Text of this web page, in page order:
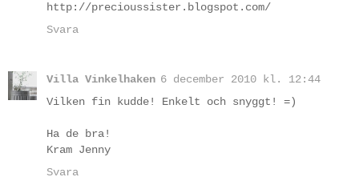
http://precioussister.blogspot.com/
Svara
Villa Vinkelhaken 6 december 2010 kl. 12:44
Vilken fin kudde! Enkelt och snyggt! =)
Ha de bra!
Kram Jenny
Svara